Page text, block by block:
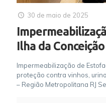
30 de maio de 2025
Ilha da
Impermeabilização de
proteção contra vinhos,
– Região Metropolitana RJ